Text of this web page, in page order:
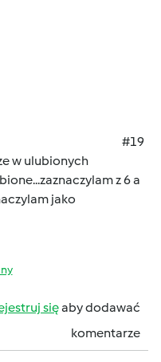
#19
w ulubionych
z 6 a
jako
sięaby dodawać
komentarze